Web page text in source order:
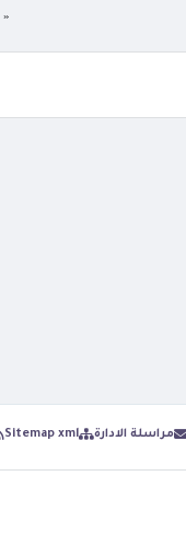
«
مراسلة الادارة Sitemap xml